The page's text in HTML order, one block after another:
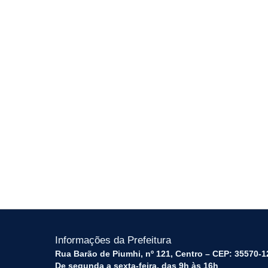
Informações da Prefeitura
Rua Barão de Piumhi, nº 121, Centro – CEP: 35570-
De segunda a sexta-feira, das 9h às 16h